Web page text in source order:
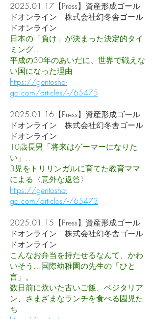
2025.01.17 【Press】資産形成ゴール
ドオンライン 株式会社幻冬舎ゴール
ドオンライン
日本の「負け」が決まった決定的タイ
ミング…
平成の30年のあいだに、世界で戦えな
い国になった理由
https://gentosha-
go.com/articles/-/65475
2025.01.16 【Press】資産形成ゴール
ドオンライン 株式会社幻冬舎ゴール
ドオンライン
10歳長男「将来はゲーマーになりた
い」…
3児をトリリンガルに育てた教育ママ
による〈意外な返答〉
https://gentosha-
go.com/articles/-/65473
2025.01.15 【Press】資産形成ゴール
ドオンライン 株式会社幻冬舎ゴール
ドオンライン
こんなお弁当を持たせるなんて、かわ
いそう…国際幼稚園の先生の「ひと
言」。
数日前に炊いた古いご飯、ベジタリア
ン、さまざまなランチを食べる園児た
ち